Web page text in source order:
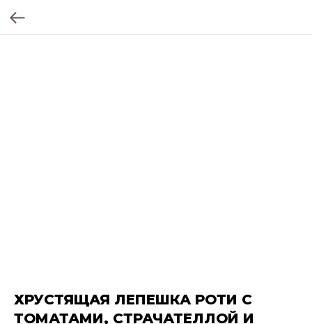
ХРУСТЯЩАЯ ЛЕПЕШКА РОТИ С
ТОМАТАМИ, СТРАЧАТЕЛЛОЙ И